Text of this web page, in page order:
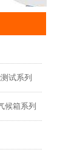
试系列
候箱系列